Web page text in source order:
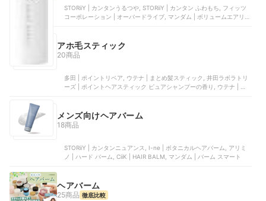
STORiiY | カンタンうるつや, STORiiY | カンタン ふわもち, フィッツ
コーポレーション | オーバードライブ, マンダム | ボリュームエアリー
アホ毛スティック
20商品
多田 | ポイントリペア, ウテナ | まとめ髪スティック, 井田ラボラトリ
ーズ | ポイントヘアスティック ピュアシャンプーの香り, ウテナ | ヘ
メンズ向けヘアバーム
18商品
STORiiY | カンタンニュアンス, I-ne | ボタニカルヘアバーム, アリミ
ノ | ハード バーム, CiiK | HAIR BALM, マンダム | バーム スマート
ヘアバーム
25商品 徹底比較